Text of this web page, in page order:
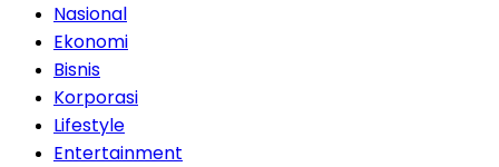
Nasional
Ekonomi
Bisnis
Korporasi
Lifestyle
Entertainment